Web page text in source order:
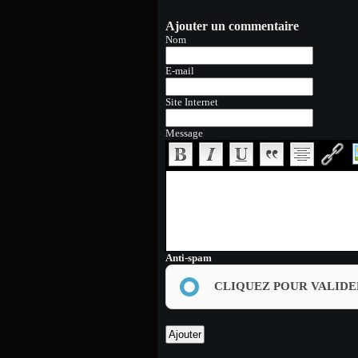
Ajouter un commentaire
Nom
E-mail
Site Internet
Message
Anti-spam
CLIQUEZ POUR